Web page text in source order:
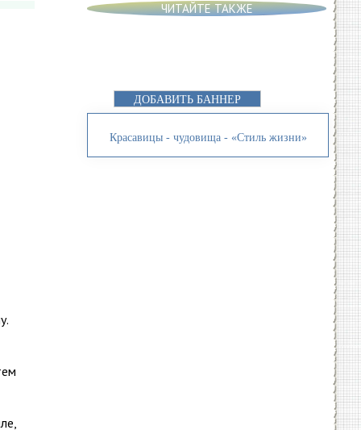
ЧИТАЙТЕ ТАКЖЕ
ДОБАВИТЬ БАННЕР
Красавицы - чудовища - «Стиль жизни»